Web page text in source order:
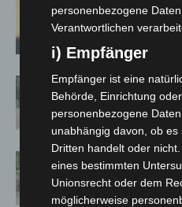
Hannover:
Population
Brand im
Region
Kreuz
personenbezogene
Verantwortlichen
i) Empfänger
Empfänger ist eine
Behörde, Einrichtung
personenbezogene
unabhängig davon, ob
Dritten handelt oder
eines bestimmten
Unionsrecht oder dem
möglicherweise